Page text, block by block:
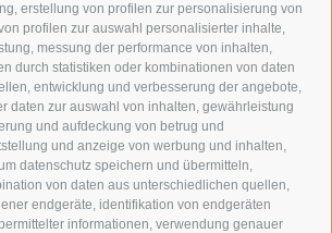
erstellung von profilen zur personalisierung von
profilen zur auswahl personalisierter inhalte,
messung der performance von inhalten,
durch statistiken oder kombinationen von daten
entwicklung und verbesserung der angebote,
daten zur auswahl von inhalten, gewährleistung
und aufdeckung von betrug und
und anzeige von werbung und inhalten,
datenschutz speichern und übermitteln,
von daten aus unterschiedlichen quellen,
endgeräte, identifikation von endgeräten
informationen, verwendung genauer